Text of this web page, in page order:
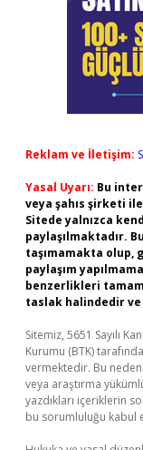
Reklam ve İletişim:
Yasal Uyarı: Bu
veya şahıs şirketi
Sitede yalnızca
paylaşılmaktadır.
taşımamakta olup,
paylaşım
benzerlikleri
taslak halindedir
Sitemiz, 5651 Sayılı
Kurumu (BTK)
vermektedir. Bu
veya araştırma
yazdıkları içeriklerin
bu sorumluluğu kabul